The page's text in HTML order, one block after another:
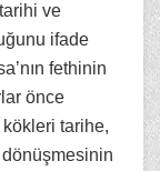
ve
ifade
fethinin
önce
tarihe,